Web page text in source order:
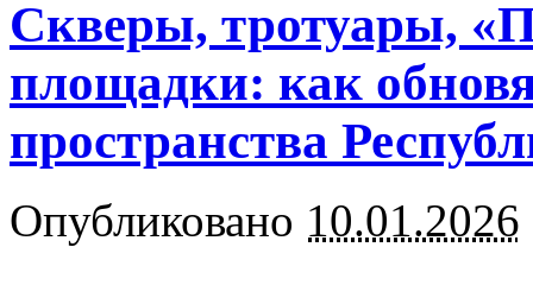
Скверы, тротуары,
площадки: как
пространства
Опубликовано 10.01.2026